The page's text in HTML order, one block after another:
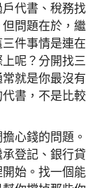
代書、稅務找
問題在於，繼
件事情是連在
呢？分開找三
就是你最沒有
書，不是比較
心錢的問題。
登記、銀行貸
始。找一個能